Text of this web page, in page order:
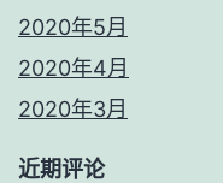
2020年5月
2020年4月
2020年3月
近期评论